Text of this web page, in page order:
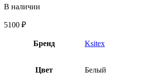
В наличии
5100 ₽
Бренд Ksitex
Цвет Белый